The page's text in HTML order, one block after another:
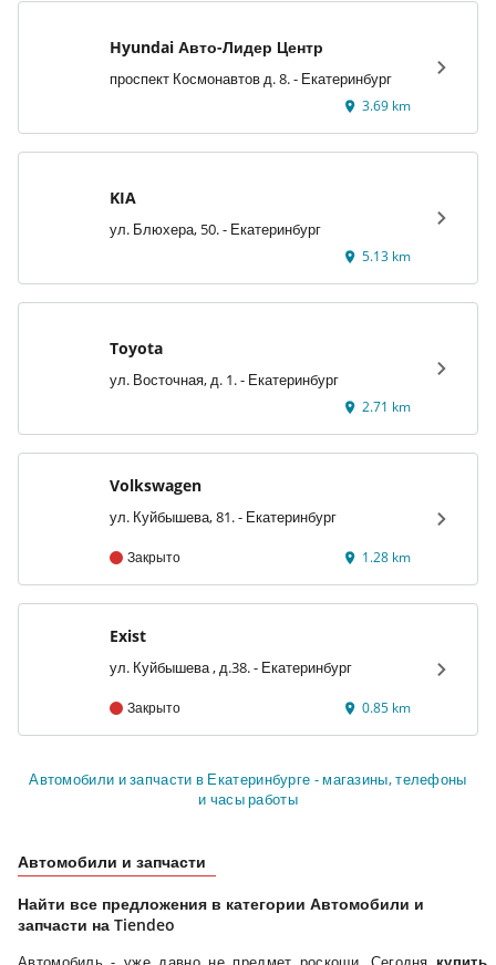
Hyundai Авто-Лидер Центр
проспект Космонавтов д. 8. - Екатеринбург
3.69 km
KIA
ул. Блюхера, 50. - Екатеринбург
5.13 km
Toyota
ул. Восточная, д. 1. - Екатеринбург
2.71 km
Volkswagen
ул. Куйбышева, 81. - Екатеринбург
Закрыто 1.28 km
Exist
ул. Куйбышева , д.38. - Екатеринбург
Закрыто 0.85 km
Автомобили и запчасти в Екатеринбурге - магазины, телефоны
и часы работы
Автомобили и запчасти
Найти все предложения в категории Автомобили и
запчасти на Tiendeo